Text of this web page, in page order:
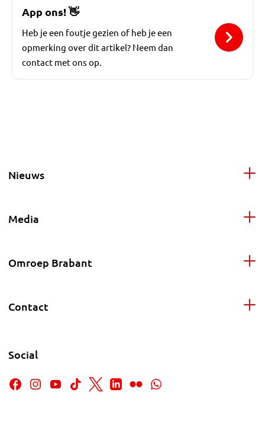
App ons!👋
Heb je een foutje gezien of heb je een
opmerking over dit artikel? Neem dan
contact met ons op.
Nieuws
Media
Omroep Brabant
Contact
Social